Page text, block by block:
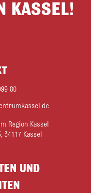
KASSEL!
80
Region Kassel
Kassel
UND